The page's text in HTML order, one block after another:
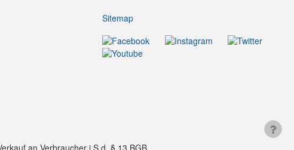
Sitemap
an Verbraucher i.S.d. § 13 BGB.